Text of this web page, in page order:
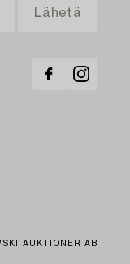
AUKTIONER AB